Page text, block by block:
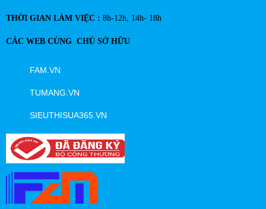
THỜI GIAN LÀM VIỆC : 8h-12h, 14h- 18h
CÁC WEB CÙNG CHỦ SỞ HỮU
FAM.VN
TUMANG.VN
SIEUTHISUA365.VN